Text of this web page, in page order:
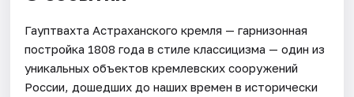
Гауптвахта Астраханского кремля — гарнизонная
постройка 1808 года в стиле классицизма — один из
уникальных объектов кремлевских сооружений
России, дошедших до наших времен в исторически